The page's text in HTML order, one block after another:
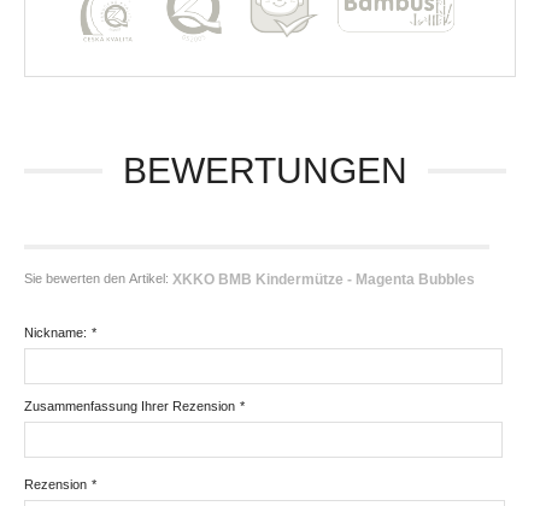
BEWERTUNGEN
Sie bewerten den Artikel: XKKO BMB Kindermütze - Magenta Bubbles
*
Nickname:
*
Zusammenfassung Ihrer Rezension
*
Rezension